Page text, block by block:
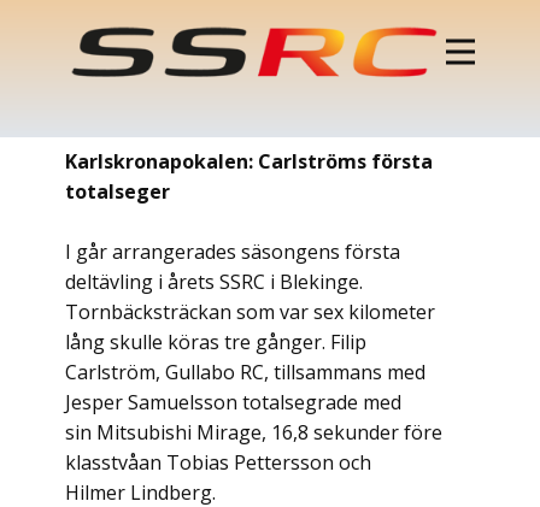
Karlskronapokalen: Carlströms första
totalseger
I går arrangerades säsongens första
deltävling i årets SSRC i Blekinge.
Tornbäcksträckan som var sex kilometer
lång skulle köras tre gånger. Filip
Carlström, Gullabo RC, tillsammans med
Jesper Samuelsson totalsegrade med
sin Mitsubishi Mirage, 16,8 sekunder före
klasstvåan Tobias Pettersson och
Hilmer Lindberg.